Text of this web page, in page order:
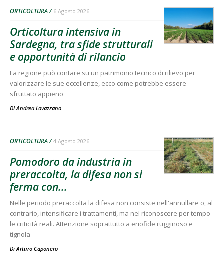
ORTICOLTURA 6 Agosto 2026
Orticoltura intensiva in
Sardegna, tra sfide strutturali
e opportunità di rilancio
La regione può contare su un patrimonio tecnico di rilievo per
valorizzare le sue eccellenze, ecco come potrebbe essere
sfruttato appieno
Di Andrea Lovazzano
ORTICOLTURA 4 Agosto 2026
Pomodoro da industria in
preraccolta, la difesa non si
ferma con...
Nelle periodo preraccolta la difesa non consiste nell'annullare o, al
contrario, intensificare i trattamenti, ma nel riconoscere per tempo
le criticità reali. Attenzione soprattutto a eriofide rugginoso e
tignola
Di Arturo Caponero